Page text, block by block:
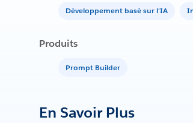
Développement basé sur l'IA
Produits
Prompt Builder
En Savoir Plus